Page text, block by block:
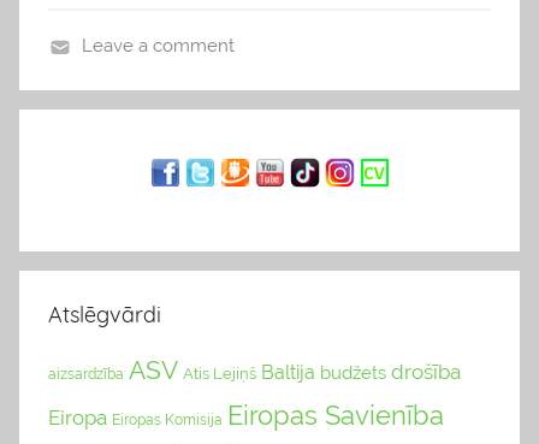
l
Leave a comment
Atslēgvārdi
aizsardzība ASV Atis Lejiņš Baltija budžets drošība
Eiropa Eiropas Komisija Eiropas Savienība